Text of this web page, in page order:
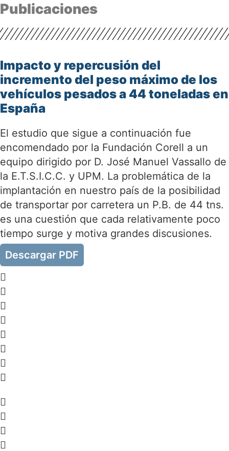
Publicaciones
Impacto y repercusión del
incremento del peso máximo de los
vehículos pesados a 44 toneladas en
España
El estudio que sigue a continuación fue
encomendado por la Fundación Corell a un
equipo dirigido por D. José Manuel Vassallo de
la E.T.S.I.C.C. y UPM. La problemática de la
implantación en nuestro país de la posibilidad
de transportar por carretera un P.B. de 44 tns.
es una cuestión que cada relativamente poco
tiempo surge y motiva grandes discusiones.
Descargar PDF